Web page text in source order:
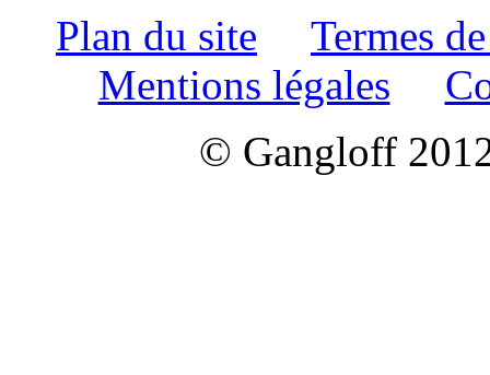
Plan du site
Termes
Mentions légales
© Gangloff